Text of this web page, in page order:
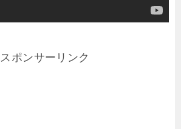
スポンサーリンク